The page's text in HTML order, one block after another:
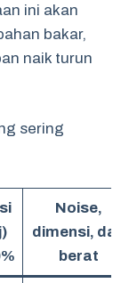
ini akan
bakar,
naik turun
sering
Noise,
dimensi, dan
berat